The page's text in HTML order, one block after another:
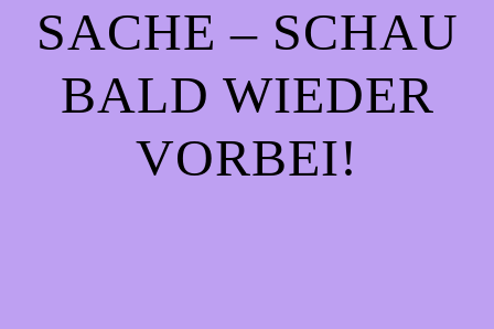
ACHE – SCHAU B
ALD WIEDER V
ORBEI!